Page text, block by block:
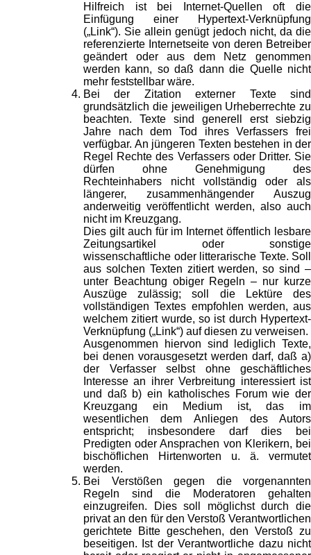
Hilfreich ist bei Internet-Quellen oft die
Einfügung einer Hypertext-Verknüpfung
(„Link“). Sie allein genügt jedoch nicht, da die
referenzierte Internetseite von deren Betreiber
geändert oder aus dem Netz genommen
werden kann, so daß dann die Quelle nicht
mehr feststellbar wäre.
Bei der Zitation externer Texte sind
grundsätzlich die jeweiligen Urheberrechte zu
beachten. Texte sind generell erst siebzig
Jahre nach dem Tod ihres Verfassers frei
verfügbar. An jüngeren Texten bestehen in der
Regel Rechte des Verfassers oder Dritter. Sie
dürfen ohne Genehmigung des
Rechteinhabers nicht vollständig oder als
längerer, zusammenhängender Auszug
anderweitig veröffentlicht werden, also auch
nicht im Kreuzgang.
Dies gilt auch für im Internet öffentlich lesbare
Zeitungsartikel oder sonstige
wissenschaftliche oder litterarische Texte. Soll
aus solchen Texten zitiert werden, so sind –
unter Beachtung obiger Regeln – nur kurze
Auszüge zulässig; soll die Lektüre des
vollständigen Textes empfohlen werden, aus
welchem zitiert wurde, so ist durch Hypertext-
Verknüpfung („Link“) auf diesen zu verweisen.
Ausgenommen hiervon sind lediglich Texte,
bei denen vorausgesetzt werden darf, daß a)
der Verfasser selbst ohne geschäftliches
Interesse an ihrer Verbreitung interessiert ist
und daß b) ein katholisches Forum wie der
Kreuzgang ein Medium ist, das im
wesentlichen dem Anliegen des Autors
entspricht; insbesondere darf dies bei
Predigten oder Ansprachen von Klerikern, bei
bischöflichen Hirtenworten u. ä. vermutet
werden.
Bei Verstößen gegen die vorgenannten
Regeln sind die Moderatoren gehalten
einzugreifen. Dies soll möglichst durch die
privat an den für den Verstoß Verantwortlichen
gerichtete Bitte geschehen, den Verstoß zu
beseitigen. Ist der Verantwortliche dazu nicht